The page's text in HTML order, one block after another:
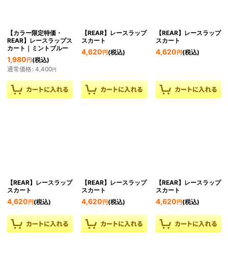
【カラー限定特価・
REAR】レースラップス
カート｜ミントブルー
1,980 円 (税込)
通常価格: 4,400円
【REAR】レースラップ
スカート
4,620 円(税込)
【REAR】レースラップ
スカート
4,620 円(税込)
【REAR】レースラップ
スカート
4,620 円 (税込)
【REAR】レースラップ
スカート
4,620 円(税込)
【REAR】レースラップ
スカート
4,620 円(税込)